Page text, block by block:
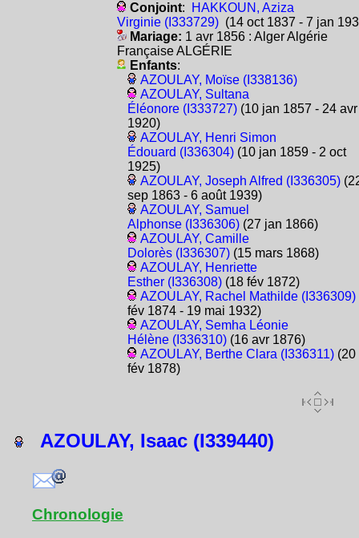
Conjoint:
HAKKOUN, Aziza
Virginie (I333729)(14 oct 1837 - 7 jan
Mariage: 1 avr 1856 : Alger Algérie
Française ALGÉRIE
Enfants:
AZOULAY, Moïse (I338136)
AZOULAY, Sultana
Éléonore (I333727)(10 jan 1857 - 24 avr
1920)
AZOULAY, Henri Simon
Édouard (I336304)(10 jan 1859 - 2 oct
1925)
AZOULAY, Joseph Alfred (I336305)
sep 1863 - 6 août 1939)
AZOULAY, Samuel
Alphonse (I336306)(27 jan 1866)
AZOULAY, Camille
Dolorès (I336307)(15 mars 1868)
AZOULAY, Henriette
Esther (I336308)(18 fév 1872)
AZOULAY, Rachel Mathilde (I336309)
fév 1874 - 19 mai 1932)
AZOULAY, Semha Léonie
Hélène (I336310)(16 avr 1876)
AZOULAY, Berthe Clara (I336311)(20
fév 1878)
AZOULAY, Isaac (I339440)
Chronologie